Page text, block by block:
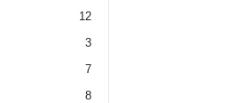
12
3
7
8